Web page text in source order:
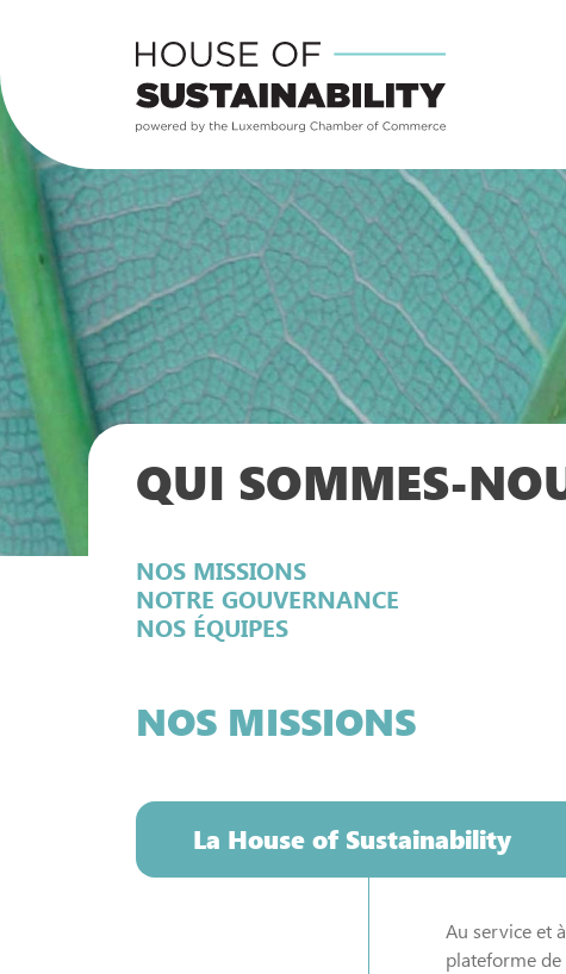
QUI SOMMES-
NOS MISSIONS
NOTRE GOUVERNANCE
NOS ÉQUIPES
NOS MISSIONS
La House of Sustainability
Au service et
plateforme